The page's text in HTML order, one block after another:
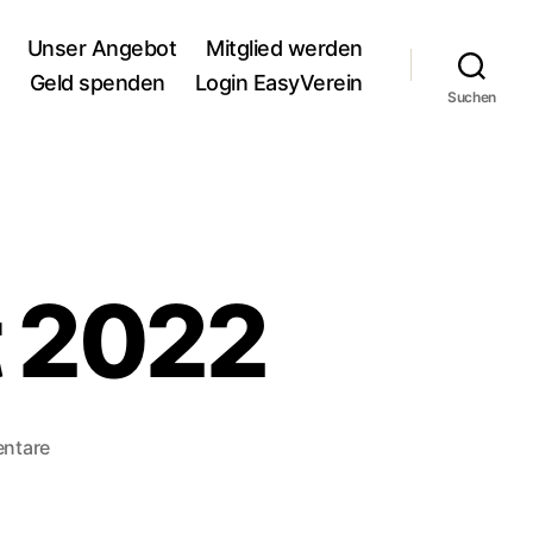
Unser Angebot
Mitglied werden
Geld spenden
Login EasyVerein
Suchen
2022
zu